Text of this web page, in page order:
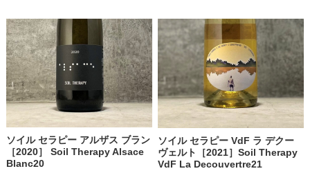
ソイル セラピー アルザス ブラン
［2020］ Soil Therapy Alsace
Blanc20
ソイル セラピー VdF ラ デクー
ヴェルト［2021］Soil Therapy
VdF La Decouvertre21